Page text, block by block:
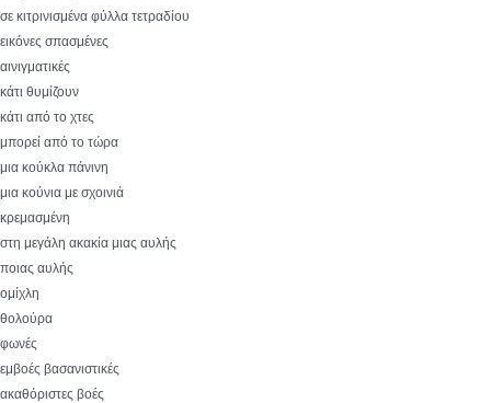
σε κιτρινισμένα φύλλα τετραδίου
εικόνες σπασμένες
αινιγματικές
κάτι θυμίζουν
κάτι από το χτες
μπορεί από το τώρα
μια κούκλα πάνινη
μια κούνια με σχοινιά
κρεμασμένη
στη μεγάλη ακακία μιας αυλής
ποιας αυλής
ομίχλη
θολούρα
φωνές
εμβοές βασανιστικές
ακαθόριστες βοές